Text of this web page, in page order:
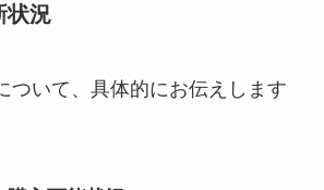
状況
ついて、具体的にお伝えします